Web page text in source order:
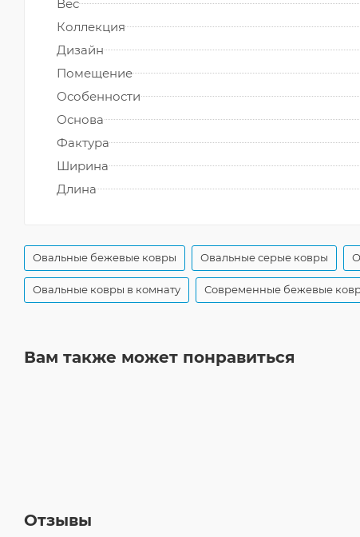
Вес
Коллекция
Дизайн
Помещение
Особенности
Основа
Фактура
Ширина
Длина
Овальные бежевые ковры Овальные серые ковры
Овальные ковры в комнату Современные бежевые
Вам также может понравиться
Отзывы